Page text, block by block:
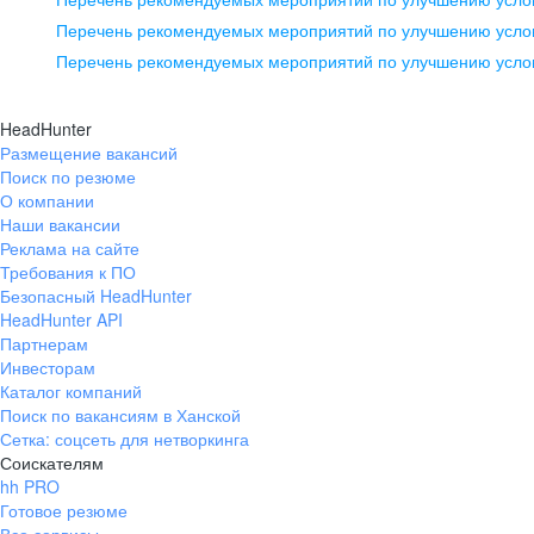
pr@ural.hh.ru
помещение 21
+7 383 207-94-64
pr@nsk.hh.ru
Перечень рекомендуемых мероприятий по улучшению
Перечень рекомендуемых мероприятий по улучшению
HeadHunter
Размещение вакансий
Поиск по резюме
О компании
Наши вакансии
Реклама на сайте
Требования к ПО
Безопасный HeadHunter
HeadHunter API
Партнерам
Инвесторам
Каталог компаний
Поиск по вакансиям в Ханской
Сетка: соцсеть для нетворкинга
Соискателям
hh PRO
Готовое резюме